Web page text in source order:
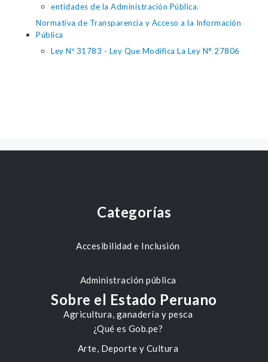
entidades de la Administración Pública.
Normativa de Transparencia y Acceso a la Información
Pública
Ley Nº 31783 - Ley Que Modifica La Ley N° 27806
Categorías
Accesibilidad e Inclusión
Administración pública
Agricultura, ganadería y pesca
Arte, Deporte y Cultura
Sobre el Estado Peruano
¿Qué es Gob.pe?